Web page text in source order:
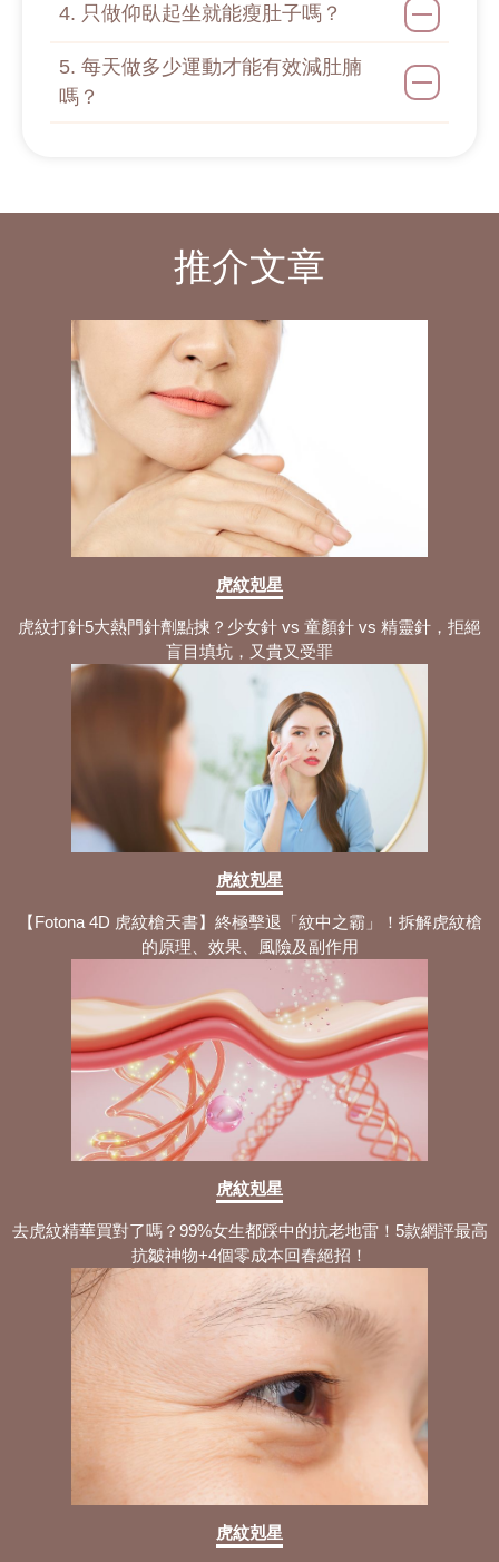
4. 只做仰臥起坐就能瘦肚子嗎？
5. 每天做多少運動才能有效減肚腩
嗎？
推介文章
虎紋剋星
虎紋打針5大熱門針劑點揀？少女針 vs 童顏針 vs 精靈針，拒絕
盲目填坑，又貴又受罪
虎紋剋星
【Fotona 4D 虎紋槍天書】終極擊退「紋中之霸」！拆解虎紋槍
的原理、效果、風險及副作用
虎紋剋星
去虎紋精華買對了嗎？99%女生都踩中的抗老地雷！5款網評最高
抗皺神物+4個零成本回春絕招！
虎紋剋星